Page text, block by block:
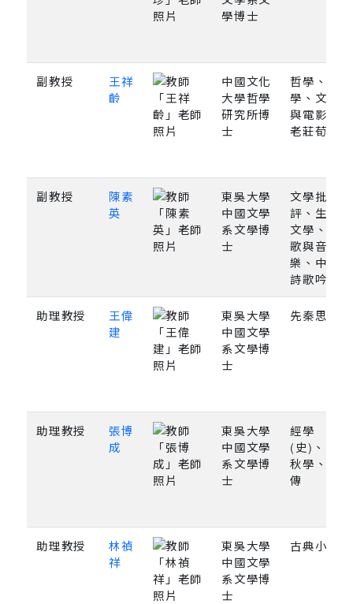
學博士
副教授
王祥
齡
中國文化
大學哲學
研究所博
士
哲學、美
學、文學
與電影、
老莊荀
副教授
陳素
英
東吳大學
中國文學
系文學博
士
文學批
評、生態
文學、詩
歌與音
樂、中國
詩歌吟唱
助理教授
王偉
建
東吳大學
中國文學
系文學博
士
先秦思想
助理教授
張博
成
東吳大學
中國文學
系文學博
士
經學
(史)、春
秋學、左
傳
助理教授
林禎
祥
東吳大學
中國文學
系文學博
士
古典小說